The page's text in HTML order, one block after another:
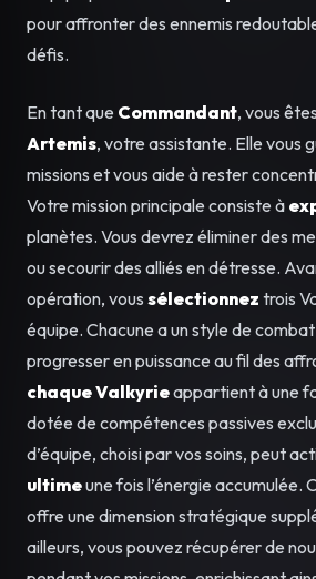
pour affronter des ennemis
défis.
En tant que Commandant, vous
Artemis, votre assistante. Elle vous
missions et vous aide à rester
Votre mission principale consiste à
planètes. Vous devrez éliminer des
ou secourir des alliés en détresse.
opération, vous sélectionnez trois
équipe. Chacune a un style de
progresser en puissance au fil des
chaque Valkyrieappartient à une
dotée de compétences passives
d’équipe, choisi par vos soins, peut
ultimeune fois l’énergie accumulée.
offre une dimension stratégique
ailleurs, vous pouvez récupérer de